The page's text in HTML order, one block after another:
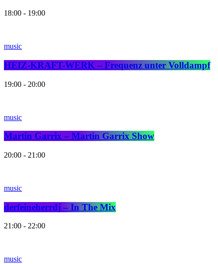
18:00 - 19:00
music
HEIZ-KRAFT-WERK – Frequenz unter Volldampf
19:00 - 20:00
music
Martin Garrix – Martin Garrix Show
20:00 - 21:00
music
derfeineherrdj – In The Mix
21:00 - 22:00
music